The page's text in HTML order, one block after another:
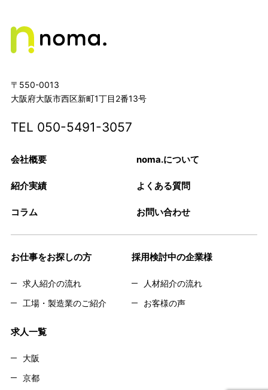
〒550-0013
大阪府大阪市西区新町1丁目2番13号
TEL 050-5491-3057
会社概要 noma.について
紹介実績 よくある質問
コラム お問い合わせ
お仕事をお探しの方
求人紹介の流れ
工場・製造業のご紹介
採用検討中の企業様
人材紹介の流れ
お客様の声
求人一覧
大阪
京都